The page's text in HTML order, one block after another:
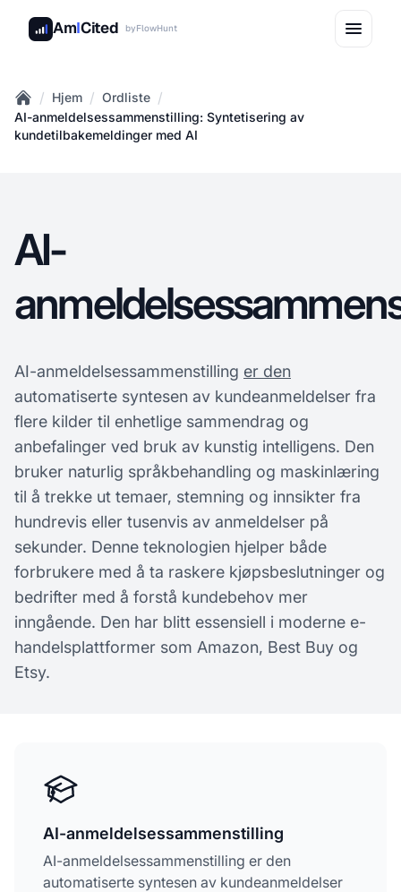
AmICited byFlowHunt
Home
/ Hjem / Ordliste /
AI-anmeldelsessammenstilling: Syntetisering av
kundetilbakemeldinger med AI
AI-
AI-anmeldelsessammenstilling er den
automatiserte syntesen av kundeanmeldelser fra
flere kilder til enhetlige sammendrag og
anbefalinger ved bruk av kunstig intelligens. Den
bruker naturlig språkbehandling og maskinlæring
til å trekke ut temaer, stemning og innsikter fra
hundrevis eller tusenvis av anmeldelser på
sekunder. Denne teknologien hjelper både
forbrukere med å ta raskere kjøpsbeslutninger og
bedrifter med å forstå kundebehov mer
inngående. Den har blitt essensiell i moderne e-
handelsplattformer som Amazon, Best Buy og
Etsy.
AI-anmeldelsessammenstilling
AI-anmeldelsessammenstilling er den
automatiserte syntesen av kundeanmeldelser